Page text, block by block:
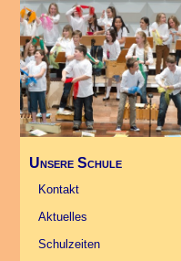
Unsere Schule
Kontakt
Aktuelles
Schulzeiten